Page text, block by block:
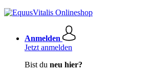
Anmelden
Jetzt anmelden
Bist du neu hier?